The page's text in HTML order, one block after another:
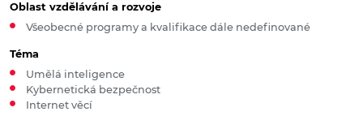
Oblast vzdělávání a rozvoje
Všeobecné programy a kvalifikace dále nedefinované
Téma
Umělá inteligence
Kybernetická bezpečnost
Internet věcí